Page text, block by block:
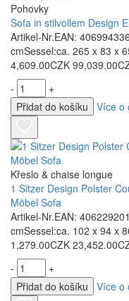
Pohovky
Sofa in stilvollem Design
Artikel-Nr.EAN:
cmSessel:ca. 265 x 83 x
4,609.00CZK
-
+
Přidat do košíku
Více o
Křeslo & chaise longue
1 Sitzer Design Polster
Möbel Sofa
Artikel-Nr.EAN:
cmSessel:ca. 102 x 94 x
1,279.00CZK
-
+
Přidat do košíku
Více o